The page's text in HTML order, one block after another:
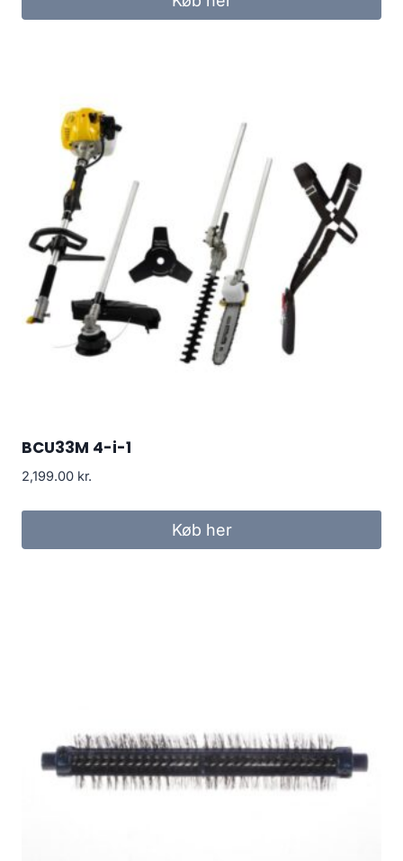
BCU33M 4-i-1
2,199.00 kr.
Køb her